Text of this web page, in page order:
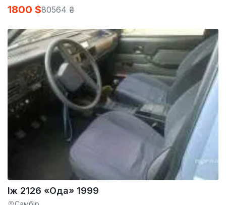
1800 $80564 ₴
Іж 2126 «Ода» 1999